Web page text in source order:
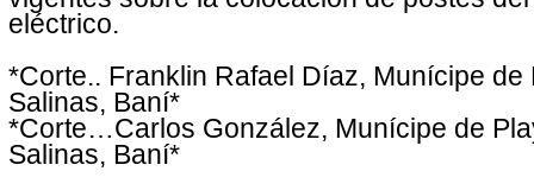
eléctrico.
*Corte.. Franklin Rafael Díaz, Munícipe de
Salinas, Baní*
*Corte…Carlos González, Munícipe de
Salinas, Baní*